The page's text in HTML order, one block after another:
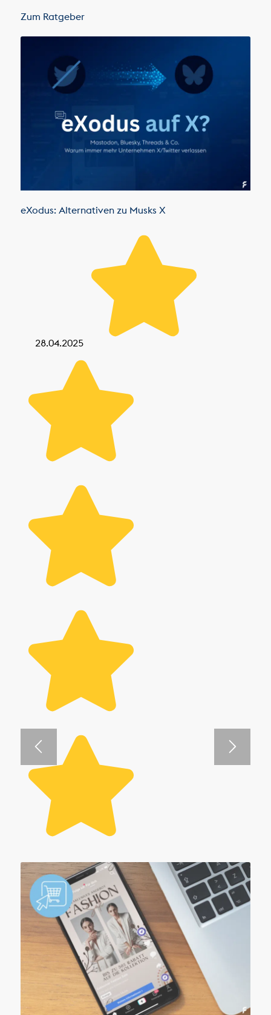
Zum Ratgeber
eXodus: Alternativen zu Musks X
28.04.2025